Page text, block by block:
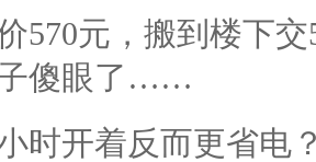
570元，搬到楼下
傻眼了……
时开着反而更省电